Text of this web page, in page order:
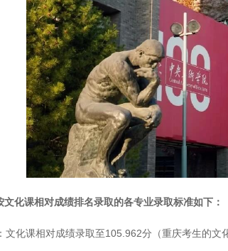
文化课相对成绩排名录取的各专业录取标准如下：
文化课相对成绩录取至105.962分（重庆考生的文